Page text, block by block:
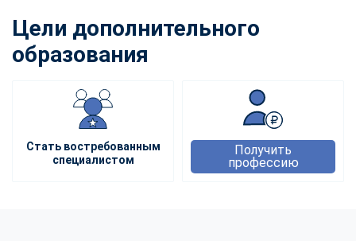
Цели дополнительного
образования
Стать востребованным
специалистом
Получить
профессию